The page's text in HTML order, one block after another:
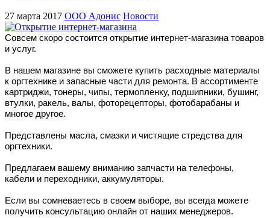
27 марта 2017 ООО Адонис Новости
Совсем скоро состоится открытие интернет-магазина товаров
и услуг.
В нашем магазине вы сможете купить расходные материалы
к оргтехнике и запасные части для ремонта. В ассортименте
картриджи, тонеры, чипы, термопленку, подшипники, бушинг,
втулки, ракель, валы, фоторецепторы, фотобарабаны и
многое другое.
Представлены масла, смазки и чистящие стредства для
оргтехники.
Предлагаем вашему вниманию запчасти на телефоны,
кабели и переходники, аккумуляторы.
Если вы сомневаетесь в своем выборе, вы всегда можете
получить консультацию онлайн от наших менеджеров.